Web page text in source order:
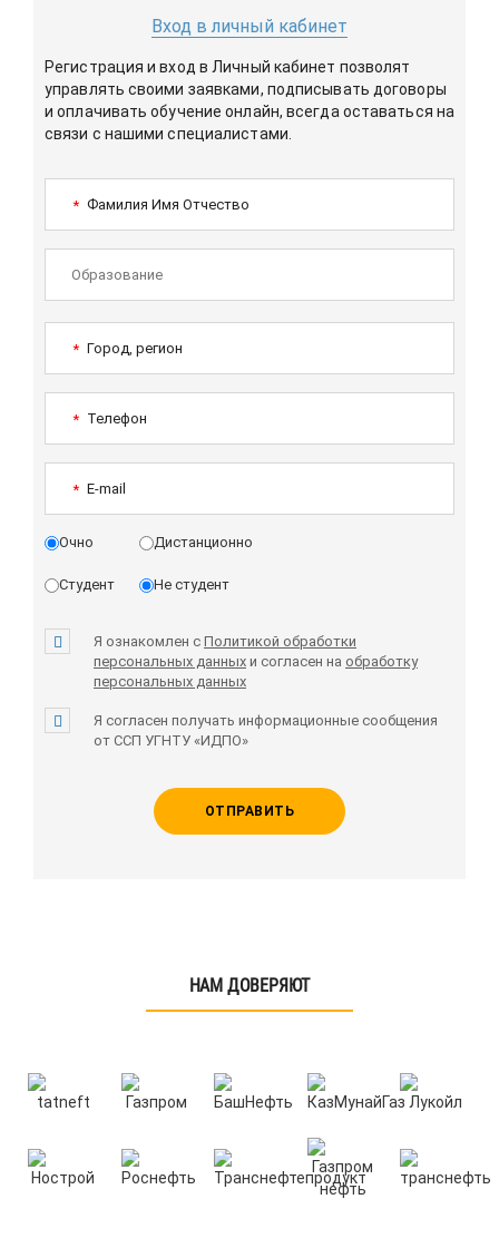
Вход в личный кабинет
Регистрация и вход в Личный кабинет позволят
управлять своими заявками, подписывать договоры
и оплачивать обучение онлайн, всегда оставаться на
связи с нашими специалистами.
* Фамилия Имя Отчество
* Город, регион
* Телефон
* E-mail
Очно Дистанционно
Студент Не студент
Я ознакомлен с Политикой обработки
персональных данных и согласен на обработку
персональных данных
Я согласен получать информационные сообщения
от ССП УГНТУ «ИДПО»
ОТПРАВИТЬ
НАМ ДОВЕРЯЮТ